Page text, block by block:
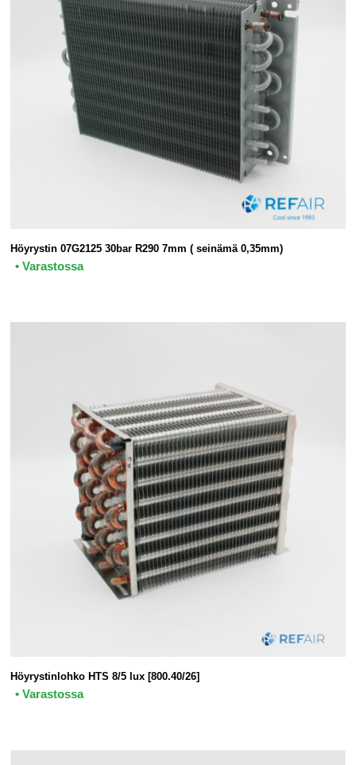
Höyrystin 07G2125 30bar R290 7mm ( seinämä 0,35mm)
• Varastossa
Höyrystinlohko HTS 8/5 lux [800.40/26]
• Varastossa